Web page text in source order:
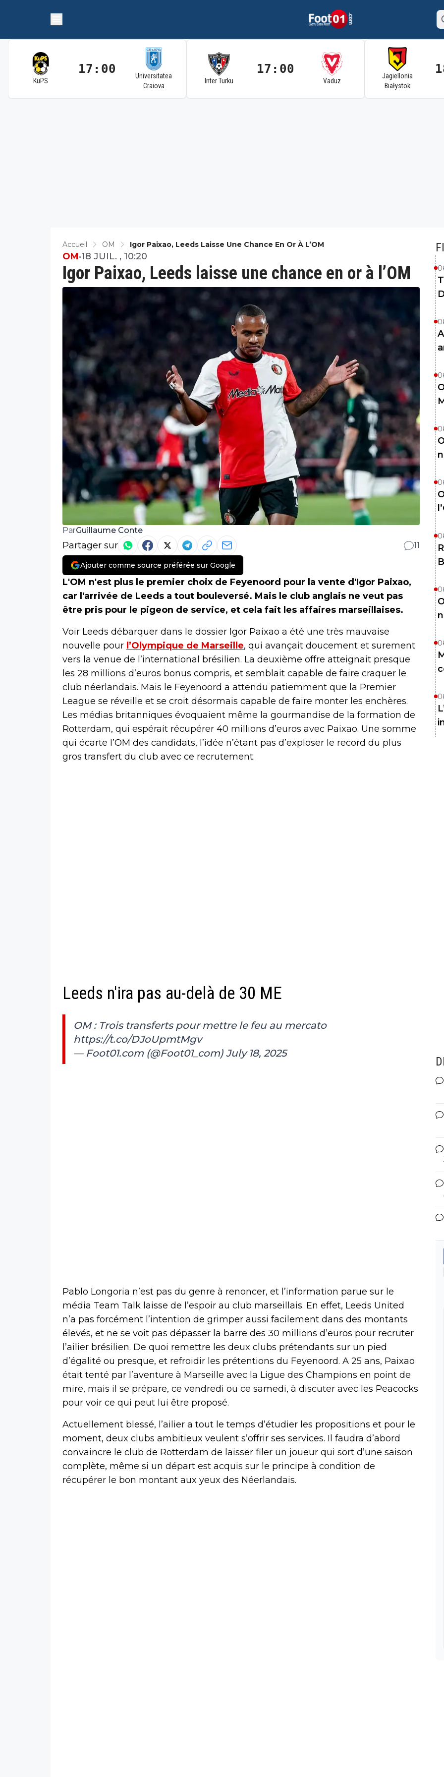
KuPS
17:00
Universitatea
Craiova
Inter Turku
17:00
Vaduz
Jagiellonia
Białystok
Accueil OM Igor Paixao, Leeds Laisse Une Chance En Or À L’OM
Igor Paixao, Leeds laisse une chance en or à l’OM
OM•18 JUIL. , 10:20
ParGuillaume Conte
Partager sur 11
Ajouter comme source préférée sur Google
L'OM n'est plus le premier choix de Feyenoord pour la vente d'Igor Paixao,
car l'arrivée de Leeds a tout bouleversé. Mais le club anglais ne veut pas
être pris pour le pigeon de service, et cela fait les affaires marseillaises.
Voir Leeds débarquer dans le dossier Igor Paixao a été une très mauvaise
nouvelle pour l’Olympique de Marseille, qui avançait doucement et surement
vers la venue de l’international brésilien. La deuxième offre atteignait presque
les 28 millions d’euros bonus compris, et semblait capable de faire craquer le
club néerlandais. Mais le Feyenoord a attendu patiemment que la Premier
League se réveille et se croit désormais capable de faire monter les enchères.
Les médias britanniques évoquaient même la gourmandise de la formation de
Rotterdam, qui espérait récupérer 40 millions d’euros avec Paixao. Une somme
qui écarte l’OM des candidats, l’idée n’étant pas d’exploser le record du plus
gros transfert du club avec ce recrutement.
Leeds n'ira pas au-delà de 30 ME
OM : Trois transferts pour mettre le feu au mercato
https://t.co/DJoUpmtMgv
— Foot01.com (@Foot01_com) July 18, 2025
Pablo Longoria n’est pas du genre à renoncer, et l’information parue sur le
média Team Talk laisse de l’espoir au club marseillais. En effet, Leeds United
n’a pas forcément l’intention de grimper aussi facilement dans des montants
élevés, et ne se voit pas dépasser la barre des 30 millions d’euros pour recruter
l’ailier brésilien. De quoi remettre les deux clubs prétendants sur un pied
d’égalité ou presque, et refroidir les prétentions du Feyenoord. A 25 ans, Paixao
était tenté par l’aventure à Marseille avec la Ligue des Champions en point de
mire, mais il se prépare, ce vendredi ou ce samedi, à discuter avec les Peacocks
pour voir ce qui peut lui être proposé.
Actuellement blessé, l’ailier a tout le temps d’étudier les propositions et pour le
moment, deux clubs ambitieux veulent s’offrir ses services. Il faudra d’abord
convaincre le club de Rotterdam de laisser filer un joueur qui sort d’une saison
complète, même si un départ est acquis sur le principe à condition de
récupérer le bon montant aux yeux des Néerlandais.